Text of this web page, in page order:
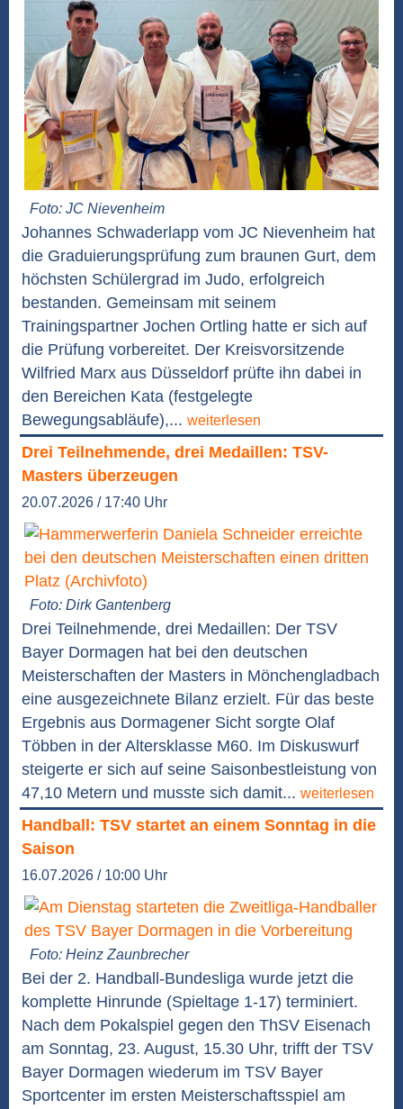
Foto: JC Nievenheim
Johannes Schwaderlapp vom JC Nievenheim hat
die Graduierungsprüfung zum braunen Gurt, dem
höchsten Schülergrad im Judo, erfolgreich
bestanden. Gemeinsam mit seinem
Trainingspartner Jochen Ortling hatte er sich auf
die Prüfung vorbereitet. Der Kreisvorsitzende
Wilfried Marx aus Düsseldorf prüfte ihn dabei in
den Bereichen Kata (festgelegte
Bewegungsabläufe),... weiterlesen
Drei Teilnehmende, drei Medaillen: TSV-
Masters überzeugen
20.07.2026 / 17:40 Uhr
Foto: Dirk Gantenberg
Drei Teilnehmende, drei Medaillen: Der TSV
Bayer Dormagen hat bei den deutschen
Meisterschaften der Masters in Mönchengladbach
eine ausgezeichnete Bilanz erzielt. Für das beste
Ergebnis aus Dormagener Sicht sorgte Olaf
Többen in der Altersklasse M60. Im Diskuswurf
steigerte er sich auf seine Saisonbestleistung von
47,10 Metern und musste sich damit... weiterlesen
Handball: TSV startet an einem Sonntag in die
Saison
16.07.2026 / 10:00 Uhr
Foto: Heinz Zaunbrecher
Bei der 2. Handball-Bundesliga wurde jetzt die
komplette Hinrunde (Spieltage 1-17) terminiert.
Nach dem Pokalspiel gegen den ThSV Eisenach
am Sonntag, 23. August, 15.30 Uhr, trifft der TSV
Bayer Dormagen wiederum im TSV Bayer
Sportcenter im ersten Meisterschaftsspiel am